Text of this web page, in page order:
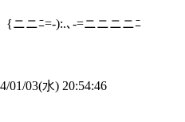
､-=ニニニニﾆ
01/03(水) 20:54:46